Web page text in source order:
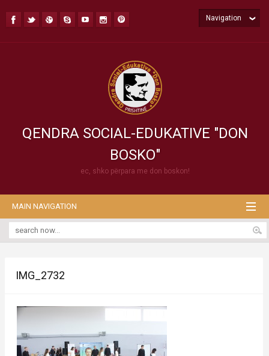
QENDRA SOCIAL-EDUKATIVE "DON
BOSKO"
ec, shko përpara me don boskon!
Navigation
MAIN NAVIGATION
IMG_2732